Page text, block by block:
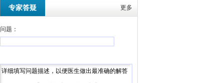
专家答疑 更多
问题：